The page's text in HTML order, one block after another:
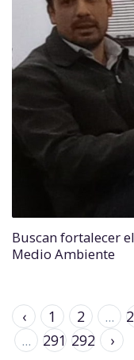
Buscan fortalecer
Medio Ambiente
‹ 1 2 ...
...
291 292 ›